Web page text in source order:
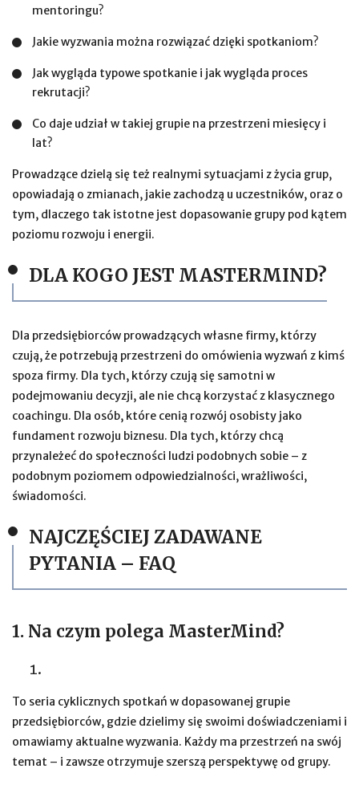
mentoringu?
Jakie wyzwania można rozwiązać dzięki spotkaniom?
Jak wygląda typowe spotkanie i jak wygląda proces
rekrutacji?
Co daje udział w takiej grupie na przestrzeni miesięcy i
lat?
Prowadzące dzielą się też realnymi sytuacjami z życia grup,
opowiadają o zmianach, jakie zachodzą u uczestników, oraz o
tym, dlaczego tak istotne jest dopasowanie grupy pod kątem
poziomu rozwoju i energii.
DLA KOGO JEST MASTERMIND?
Dla przedsiębiorców prowadzących własne firmy, którzy
czują, że potrzebują przestrzeni do omówienia wyzwań z kimś
spoza firmy. Dla tych, którzy czują się samotni w
podejmowaniu decyzji, ale nie chcą korzystać z klasycznego
coachingu. Dla osób, które cenią rozwój osobisty jako
fundament rozwoju biznesu. Dla tych, którzy chcą
przynależeć do społeczności ludzi podobnych sobie – z
podobnym poziomem odpowiedzialności, wrażliwości,
świadomości.
NAJCZĘŚCIEJ ZADAWANE
PYTANIA – FAQ
1. Na czym polega MasterMind?
To seria cyklicznych spotkań w dopasowanej grupie
przedsiębiorców, gdzie dzielimy się swoimi doświadczeniami i
omawiamy aktualne wyzwania. Każdy ma przestrzeń na swój
temat – i zawsze otrzymuje szerszą perspektywę od grupy.